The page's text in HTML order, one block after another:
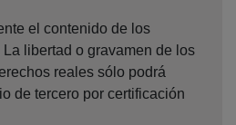
el contenido de los
libertad o gravamen de los
reales sólo podrá
de tercero por certificación